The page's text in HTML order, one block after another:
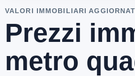
VALORI IMMOBILIARI
Prezzi
metro